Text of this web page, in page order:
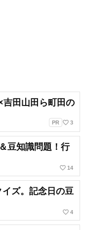
田山田ら町田の
PR favorite_border 3
豆知識問題！行
favorite_border 14
ズ。記念日の豆
favorite_border 4